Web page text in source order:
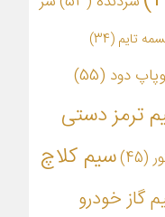
تایم (34)
دود (55)
ترمز دستی
(45)
سیم کلاچ
گاز خودرو